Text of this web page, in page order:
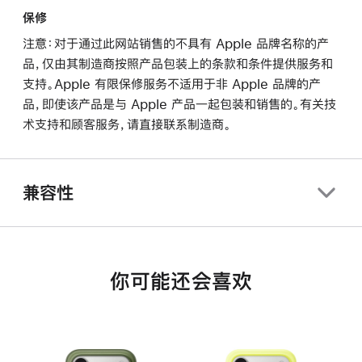
保修
注意：对于通过此网站销售的不具有 Apple 品牌名称的产
品，仅由其制造商按照产品包装上的条款和条件提供服务和
支持。Apple 有限保修服务不适用于非 Apple 品牌的产
品，即使该产品是与 Apple 产品一起包装和销售的。有关技
术支持和顾客服务，请直接联系制造商。
兼容性
你可能还会喜欢